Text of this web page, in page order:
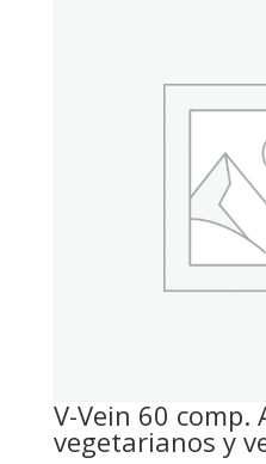
V-Vein 60 comp.
vegetarianos y